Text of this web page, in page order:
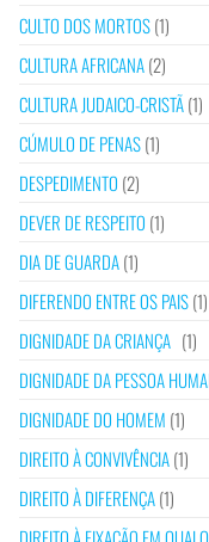
CULTO DOS MORTOS(1)
CULTURA AFRICANA(2)
CULTURA JUDAICO-CRISTÃ(1)
CÚMULO DE PENAS(1)
DESPEDIMENTO (2)
DEVER DE RESPEITO (1)
DIA DE GUARDA(1)
DIFERENDO ENTRE OS PAIS(1)
DIGNIDADE DA CRIANÇA (1)
DIGNIDADE DA PESSOA
DIGNIDADE DO HOMEM (1)
DIREITO À CONVIVÊNCIA(1)
DIREITO À DIFERENÇA(1)